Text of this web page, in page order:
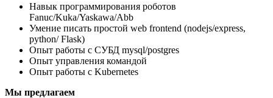
Навык программирования роботов
Fanuc/Kuka/Yaskawa/Abb
Умение писать простой web frontend (nodejs/express,
python/ Flask)
Опыт работы с СУБД mysql/postgres
Опыт управления командой
Опыт работы с Kubernetes
Мы предлагаем